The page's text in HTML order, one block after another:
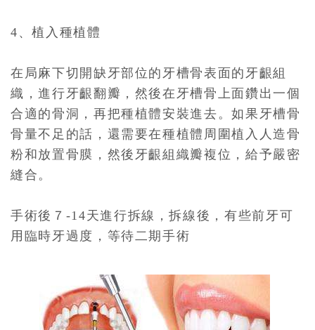
4、植入種植體
在局麻下切開缺牙部位的牙槽骨表面的牙齦組
織，進行牙齦翻瓣，然後在牙槽骨上面鑽出一個
合適的骨洞，再把種植體安裝進去。如果牙槽骨
骨量不足的話，還需要在種植體周圍植入人造骨
粉和放置骨膜，然後牙齦組織瓣複位，給予嚴密
縫合。
手術後７-14天進行拆線，拆線後，有些前牙可
用臨時牙過度，等待二期手術